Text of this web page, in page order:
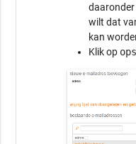
daaronder
wilt dat
kan
Klik op